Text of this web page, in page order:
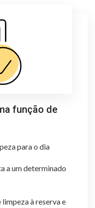
função de
para o dia
a um determinado
à reserva e